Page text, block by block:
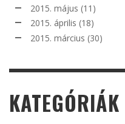
2015. május (11)
2015. április (18)
2015. március (30)
KATEGÓRIÁK